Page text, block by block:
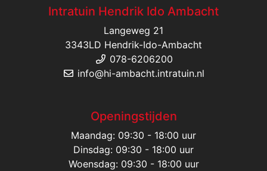
Intratuin Hendrik Ido Ambacht
Langeweg 21
3343LD Hendrik-Ido-Ambacht
078-6206200
info@hi-ambacht.intratuin.nl
Openingstijden
Maandag: 09:30 - 18:00 uur
Dinsdag: 09:30 - 18:00 uur
Woensdag: 09:30 - 18:00 uur